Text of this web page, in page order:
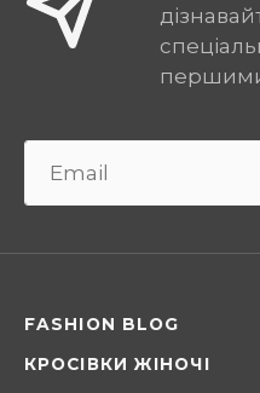
FASHION BLOG
КРОСІВКИ ЖІНОЧІ